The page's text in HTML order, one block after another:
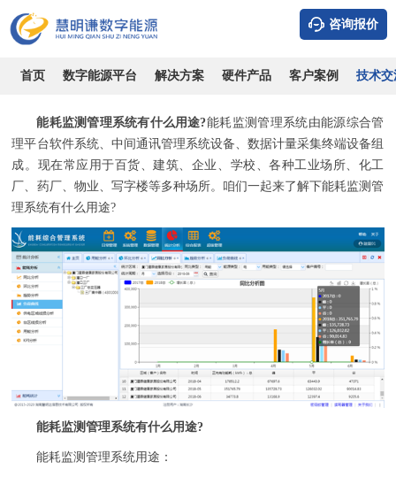
咨询报价
首页 数字能源平台 解决方案 硬件产品 客户案例 技术交
能耗监测管理系统有什么用途?
时间：2026-08-07 浏览：6649 作者：admin
能耗监测管理系统有什么用途?能耗监测管理系统由能源综合管
理平台软件系统、中间通讯管理系统设备、数据计量采集终端设备组
成。现在常应用于百货、建筑、企业、学校、各种工业场所、化工
厂、药厂、物业、写字楼等多种场所。咱们一起来了解下能耗监测管
理系统有什么用途?
能耗监测管理系统有什么用途?
能耗监测管理系统用途：